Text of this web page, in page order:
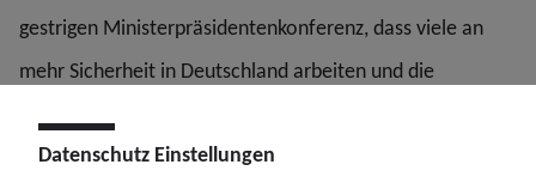
gestrigen Ministerpräsidentenkonferenz, dass viele an
mehr Sicherheit in Deutschland arbeiten und die
Datenschutz Einstellungen